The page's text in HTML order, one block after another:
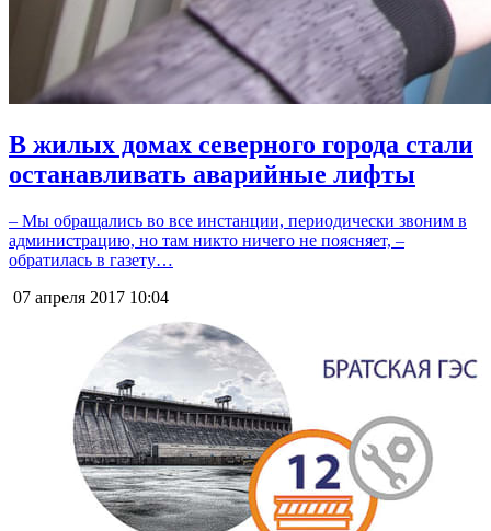
В жилых домах северного города стали
останавливать аварийные лифты
– Мы обращались во все инстанции, периодически звоним в
администрацию, но там никто ничего не поясняет, –
обратилась в газету…
07 апреля 2017 10:04